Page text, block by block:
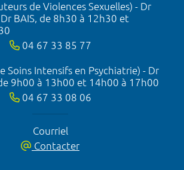
de Violences Sexuelles) - Dr
BAIS, de 8h30 à 12h30 et
04 67 33 85 77
Soins Intensifs en Psychiatrie) - Dr
9h00 à 13h00 et 14h00 à 17h00
04 67 33 08 06
Courriel
Contacter